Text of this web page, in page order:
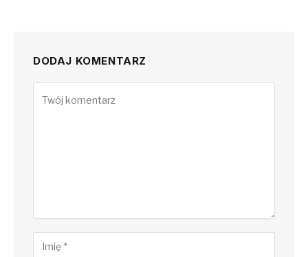
DODAJ KOMENTARZ